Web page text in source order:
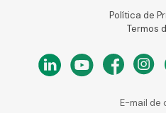
Política de
Termos
E-mail de